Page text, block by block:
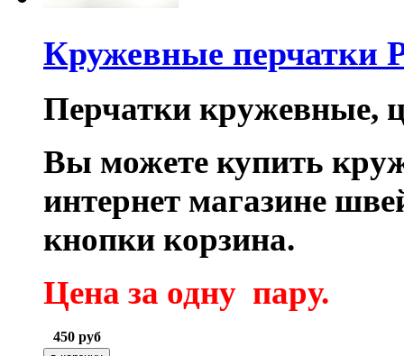
Кружевные перчатки
Перчатки кружевные,
Вы можете купить
интернет магазине
кнопки корзина.
Цена за одну пару.
450 руб